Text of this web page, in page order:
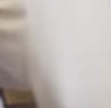
: Attempt to read property